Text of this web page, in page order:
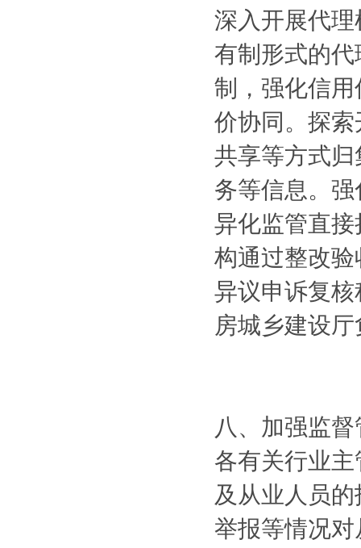
深入开展代
有制形式的
制，强化信
价协同。探
共享等方式
务等信息。
异化监管直
构通过整改
异议申诉复
房城乡建设
八、加强监
各有关行业
及从业人员
举报等情况